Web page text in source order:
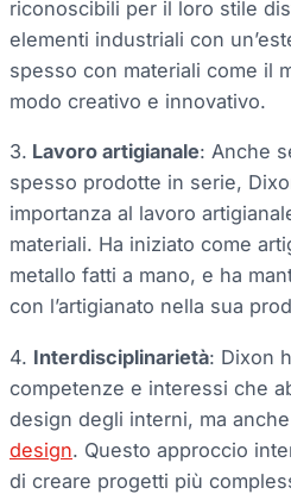
riconoscibili per il loro stile
elementi industriali con
spesso con materiali come il
modo creativo e innovativo.
3. Lavoro artigianale: Anche
spesso prodotte in serie,
importanza al lavoro
materiali. Ha iniziato come
metallo fatti a mano, e ha
con l’artigianato nella sua
4. Interdisciplinarietà: Dixon
competenze e interessi che
design degli interni, ma anche
design. Questo approccio
di creare progetti più